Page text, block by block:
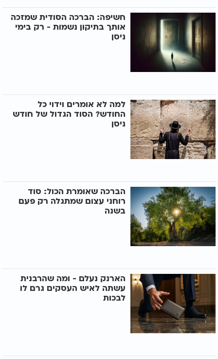
חשיפה: הברכה הסודית שמזכה
אותך בתיקון נשמות - רק בימי
ניסן
למה לא אומרים וידוי כל
החודש? הסוד הגדול של חודש
ניסן
הברכה שאומרת הכול: סוד
רוחני עצום שמתגלה רק פעם
בשנה
הארנק נעלם - ומה שהרבנית
עשתה לאיש העסקים גרם לו
לבכות